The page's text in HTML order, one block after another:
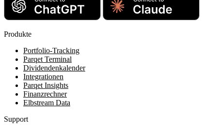
Produkte
Portfolio-Tracking
Parqet Terminal
Dividendenkalender
Integrationen
Parqet Insights
Finanzrechner
Elbstream Data
Support